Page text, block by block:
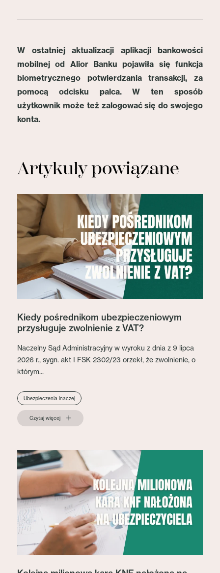
W ostatniej aktualizacji aplikacji bankowości
mobilnej od Alior Banku pojawiła się funkcja
biometrycznego potwierdzania transakcji, za
pomocą odcisku palca. W ten sposób
użytkownik może też zalogować się do swojego
konta.
Artykuły powiązane
Kiedy pośrednikom ubezpieczeniowym
przysługuje zwolnienie z VAT?
Naczelny Sąd Administracyjny w wyroku z dnia z 9 lipca
2026 r., sygn. akt I FSK 2302/23 orzekł, że zwolnienie, o
którym...
Ubezpieczenia inaczej
Czytaj więcej